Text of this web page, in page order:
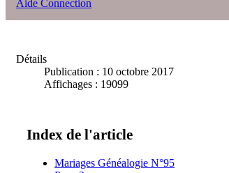
Aide Connection
Détails
Publication : 10 octobre 2017
Affichages : 19099
Index de l'article
Mariages Généalogie N°95